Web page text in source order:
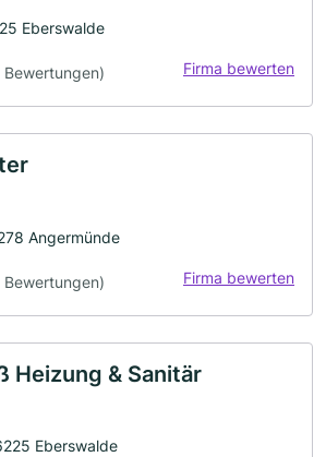
Eberswalde
Bewertungen) Firma bewerten
Angermünde
Bewertungen) Firma bewerten
Heizung & Sanitär
Eberswalde